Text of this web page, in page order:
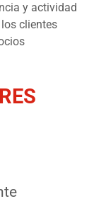
y actividad
clientes